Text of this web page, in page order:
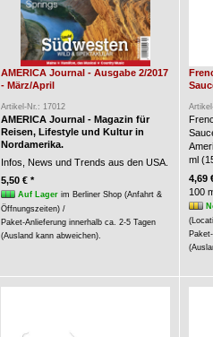
AMERICA Journal - Ausgabe 2/2017
- März/April
Artikel-Nr.: 17012
AMERICA Journal - Magazin für
Reisen, Lifestyle und Kultur in
Nordamerika.
Infos, News und Trends aus den USA.
5,50 € *
Auf Lagerim Berliner Shop (Anfahrt &
Öffnungszeiten) /
Paket-Anlieferung innerhalb ca. 2-5 Tagen
(Ausland kann abweichen).
ml
4,69
100